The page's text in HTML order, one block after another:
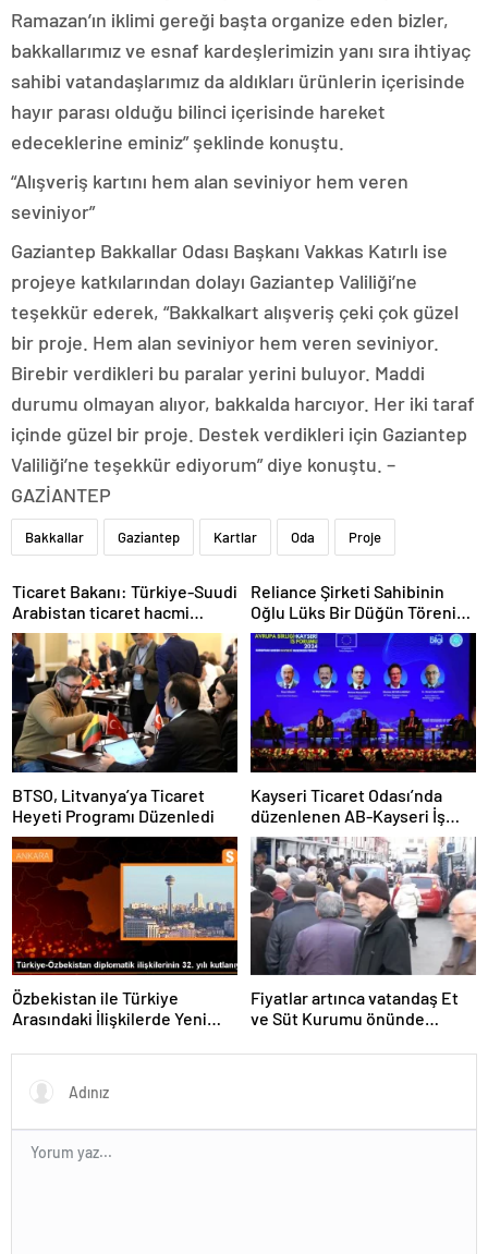
Ramazan’ın iklimi gereği başta organize eden bizler,
bakkallarımız ve esnaf kardeşlerimizin yanı sıra ihtiyaç
sahibi vatandaşlarımız da aldıkları ürünlerin içerisinde
hayır parası olduğu bilinci içerisinde hareket
edeceklerine eminiz” şeklinde konuştu.
“Alışveriş kartını hem alan seviniyor hem veren
seviniyor”
Gaziantep Bakkallar Odası Başkanı Vakkas Katırlı ise
projeye katkılarından dolayı Gaziantep Valiliği’ne
teşekkür ederek, “Bakkalkart alışveriş çeki çok güzel
bir proje. Hem alan seviniyor hem veren seviniyor.
Birebir verdikleri bu paralar yerini buluyor. Maddi
durumu olmayan alıyor, bakkalda harcıyor. Her iki taraf
içinde güzel bir proje. Destek verdikleri için Gaziantep
Valiliği’ne teşekkür ediyorum” diye konuştu. –
GAZİANTEP
Bakkallar Gaziantep Kartlar Oda Proje
Ticaret Bakanı: Türkiye-Suudi
Arabistan ticaret hacmi
artacak
Reliance Şirketi Sahibinin
Oğlu Lüks Bir Düğün Töreni
Düzenledi
BTSO, Litvanya’ya Ticaret
Heyeti Programı Düzenledi
Kayseri Ticaret Odası’nda
düzenlenen AB-Kayseri İş
Forumu’nda yeşil dönüşüm
ve dijitalleşme vurgusu
yapıldı
Özbekistan ile Türkiye
Arasındaki İlişkilerde Yeni
Fiyatlar artınca vatandaş Et
ve Süt Kurumu önünde